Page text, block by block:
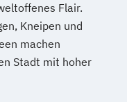
Flair.
Kneipen und
machen
Stadt mit hoher